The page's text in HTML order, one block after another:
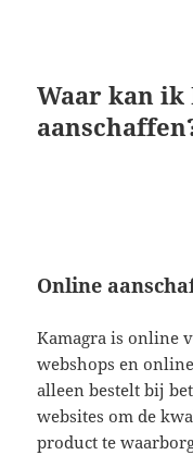
Waar kan ik
Online
Kamagra is online
webshops en
alleen bestelt bij
websites om de
product te